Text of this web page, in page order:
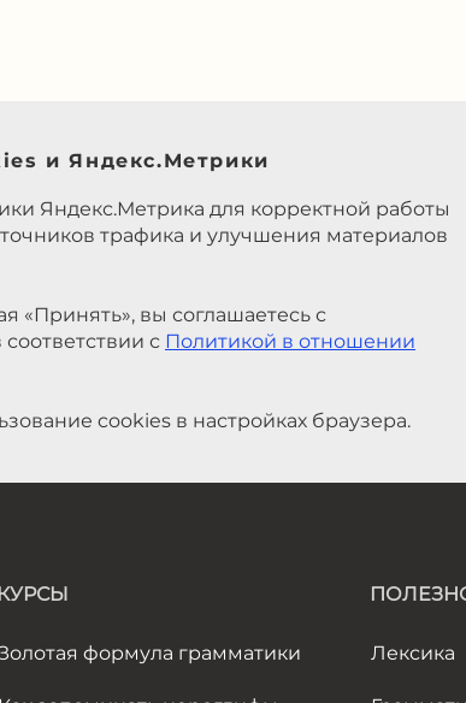
и Яндекс.Метрики
Яндекс.Метрика для корректной работы
трафика и улучшения материалов
«Принять», вы соглашаетесь с
с Политикой в отношении
cookies в настройках браузера.
КУРСЫ
формула грамматики Лексика